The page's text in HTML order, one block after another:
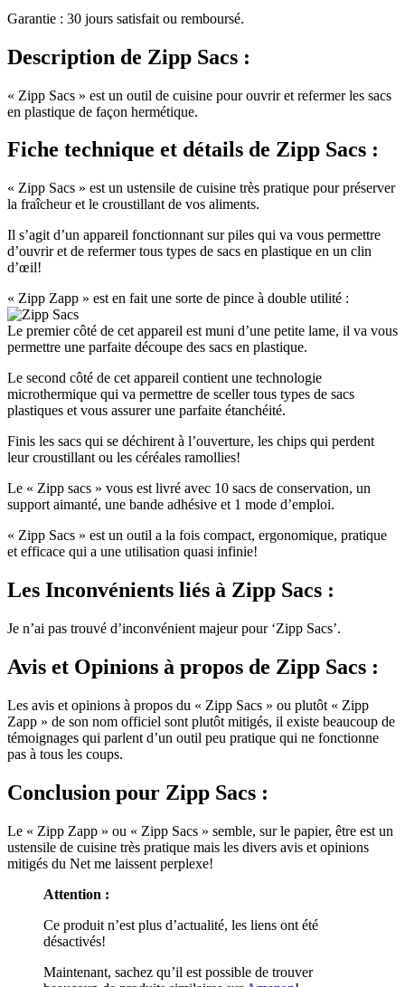
Garantie : 30 jours satisfait ou remboursé.
Description de Zipp Sacs :
« Zipp Sacs » est un outil de cuisine pour ouvrir et refermer les sacs
en plastique de façon hermétique.
Fiche technique et détails de Zipp Sacs :
« Zipp Sacs » est un ustensile de cuisine très pratique pour préserver
la fraîcheur et le croustillant de vos aliments.
Il s’agit d’un appareil fonctionnant sur piles qui va vous permettre
d’ouvrir et de refermer tous types de sacs en plastique en un clin
d’œil!
« Zipp Zapp » est en fait une sorte de pince à double utilité :
Le premier côté de cet appareil est muni d’une petite lame, il va vous
permettre une parfaite découpe des sacs en plastique.
Le second côté de cet appareil contient une technologie
microthermique qui va permettre de sceller tous types de sacs
plastiques et vous assurer une parfaite étanchéité.
Finis les sacs qui se déchirent à l’ouverture, les chips qui perdent
leur croustillant ou les céréales ramollies!
Le « Zipp sacs » vous est livré avec 10 sacs de conservation, un
support aimanté, une bande adhésive et 1 mode d’emploi.
« Zipp Sacs » est un outil a la fois compact, ergonomique, pratique
et efficace qui a une utilisation quasi infinie!
Les Inconvénients liés à Zipp Sacs :
Je n’ai pas trouvé d’inconvénient majeur pour ‘Zipp Sacs’.
Avis et Opinions à propos de Zipp Sacs :
Les avis et opinions à propos du « Zipp Sacs » ou plutôt « Zipp
Zapp » de son nom officiel sont plutôt mitigés, il existe beaucoup de
témoignages qui parlent d’un outil peu pratique qui ne fonctionne
pas à tous les coups.
Conclusion pour Zipp Sacs :
Le « Zipp Zapp » ou « Zipp Sacs » semble, sur le papier, être est un
ustensile de cuisine très pratique mais les divers avis et opinions
mitigés du Net me laissent perplexe!
Attention :
Ce produit n’est plus d’actualité, les liens ont été
désactivés!
Maintenant, sachez qu’il est possible de trouver